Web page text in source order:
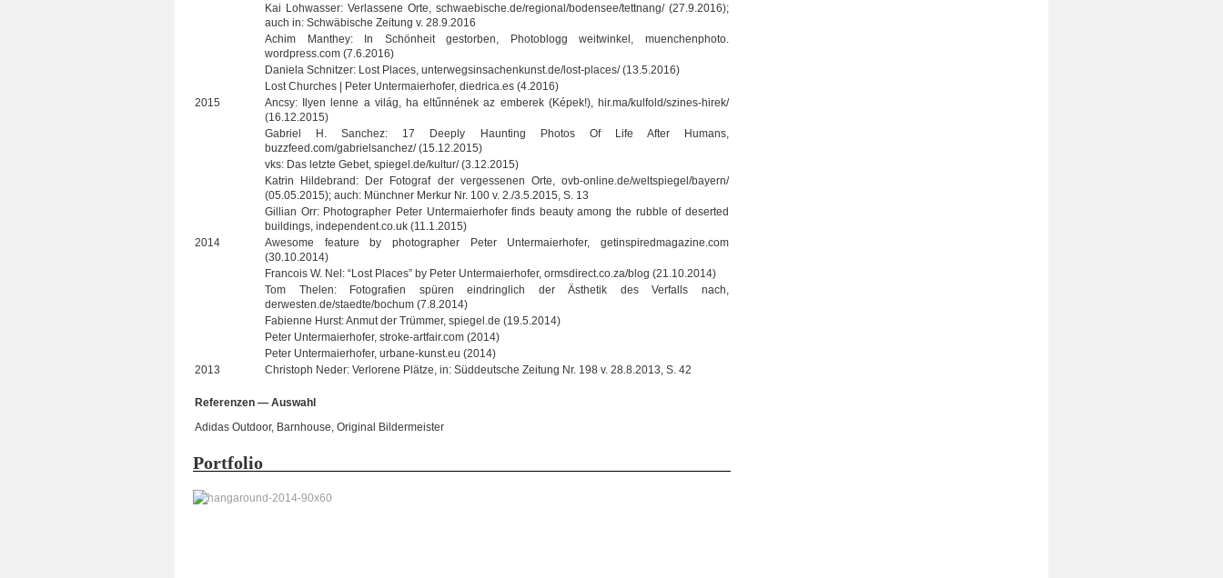
Kai Loh­was­ser: Ver­las­sene Orte, schwaebische.de/regional/bodensee/tettnang/ (27.9.2016);
auch in: Schwä­bi­sche Zei­tung v. 28.9.2016
Achim Man­they: In Schön­heit gestor­ben, Pho­to­blogg weit­win­kel, muen­chen­photo.
wordpress.com (7.6.2016)
Daniela Schnit­zer: Lost Pla­ces, unterwegsinsachenkunst.de/lost-places/ (13.5.2016)
Lost Churches | Peter Unter­mai­er­ho­fer, diedrica.es (4.2016)
2015
Ancsy: Ilyen lenne a világ, ha eltűn­né­nek az embe­rek (Képek!), hir.ma/kulfold/szines-hirek/
(16.12.2015)
Gabriel H. San­chez: 17 Deeply Haun­ting Pho­tos Of Life After Humans,
buzzfeed.com/gabrielsanchez/ (15.12.2015)
vks: Das letzte Gebet, spiegel.de/kultur/ (3.12.2015)
Kat­rin Hil­de­brand: Der Foto­graf der ver­ges­se­nen Orte, ovb-online.de/weltspiegel/bayern/
(05.05.2015); auch: Münch­ner Mer­kur Nr. 100 v. 2./3.5.2015, S. 13
Gil­lian Orr: Pho­to­gra­pher Peter Unter­mai­er­ho­fer finds beauty among the rub­ble of deser­ted
buil­dings, independent.co.uk (11.1.2015)
2014
Awe­some fea­ture by pho­to­gra­pher Peter Unter­mai­er­ho­fer, getinspiredmagazine.com
(30.10.2014)
Fran­cois W. Nel: “Lost Pla­ces” by Peter Unter­mai­er­ho­fer, ormsdirect.co.za/blog (21.10.2014)
Tom The­len: Foto­gra­fien spü­ren ein­dring­lich der Ästhe­tik des Ver­falls nach,
derwesten.de/staedte/bochum (7.8.2014)
Fabi­enne Hurst: Anmut der Trüm­mer, spiegel.de (19.5.2014)
Peter Unter­mai­er­ho­fer, stroke-artfair.com (2014)
Peter Unter­mai­er­ho­fer, urbane-kunst.eu (2014)
2013
Chris­toph Neder: Ver­lo­rene Plätze, in: Süd­deut­sche Zei­tung Nr. 198 v. 28.8.2013, S. 42
Refe­ren­zen — Auswahl
Adi­das Out­door, Barn­house, Ori­gi­nal Bildermeister
Port­fo­lio